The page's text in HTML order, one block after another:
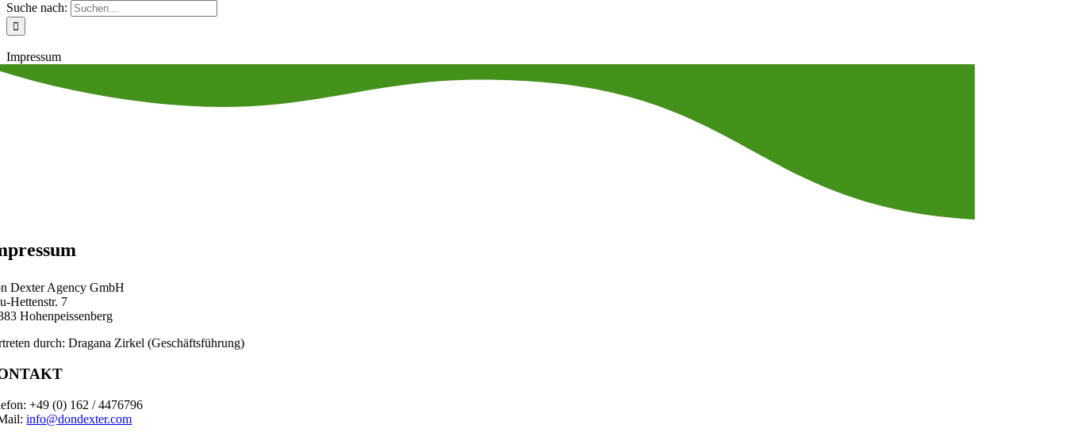
Suche nach:
Impressum
Dexter Agency GmbH
Hettenstr. 7
Hohenpeissenberg
durch: Dragana Zirkel (Geschäftsführung)
+49 (0) 162 / 4476796
info@dondexter.com